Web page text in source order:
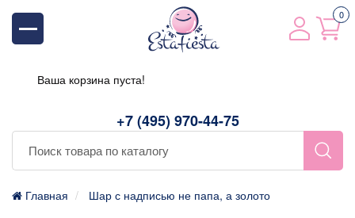
+7 (495) 970-44-75
0
Ваша корзина пуста!
Главная Шар с надписью не папа, а золото